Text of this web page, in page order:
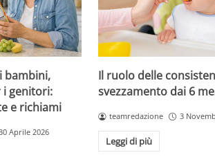
bambini,
i genitori:
e richiami
Aprile 2026
Il ruolo delle
svezzamento dai 6
teamredazione 3
Leggi di più